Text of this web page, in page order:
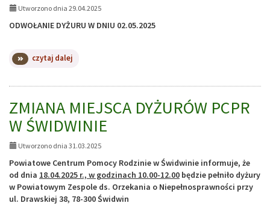
Utworzono dnia 29.04.2025
ODWOŁANIE DYŻURU W DNIU 02.05.2025
czytaj dalej
DYŻURU
DNIU
02.05.2025
ZMIANA MIEJSCA DYŻURÓW PCPR
W ŚWIDWINIE
Utworzono dnia 31.03.2025
Powiatowe Centrum Pomocy Rodzinie w Świdwinie informuje, że
od dnia 18.04.2025 r., w godzinach 10.00-12.00 będzie pełniło dyżury
w Powiatowym Zespole ds. Orzekania o Niepełnosprawności przy
ul. Drawskiej 38, 78-300 Świdwin